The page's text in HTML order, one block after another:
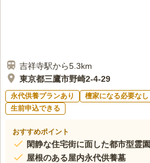
吉祥寺駅から5.3km
東京都三鷹市野崎2-4-29
永代供養プランあり 檀家になる必要なし
生前申込できる
おすすめポイント
閑静な住宅街に面した都市型霊園
屋根のある屋内永代供養墓